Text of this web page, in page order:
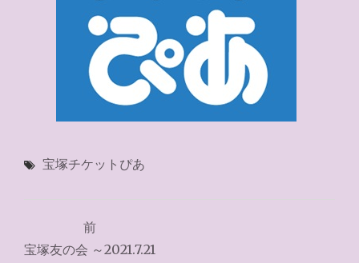
宝塚チケットぴあ
稿
前
宝塚友の会 ～2021.7.21